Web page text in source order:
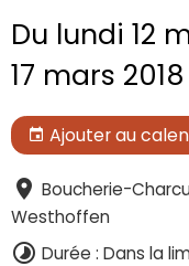
Du lundi 12
17 mars 2018
Ajouter au
Boucherie-
Westhoffen
Durée : Dans la